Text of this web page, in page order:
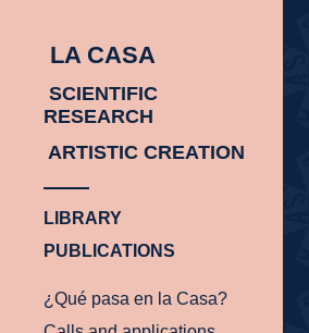
LA CASA
SCIENTIFIC
RESEARCH
ARTISTIC CREATION
LIBRARY
PUBLICATIONS
¿Qué pasa en la Casa?